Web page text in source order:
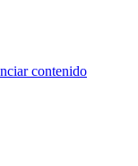
contenido